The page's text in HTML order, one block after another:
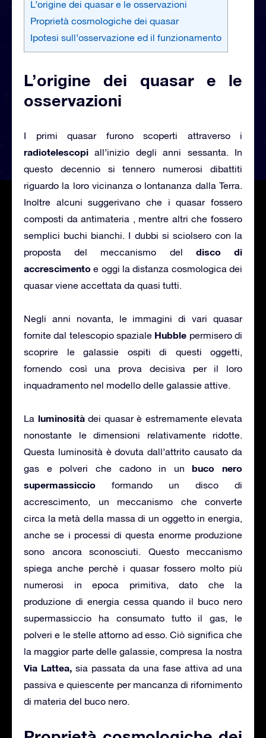
L’origine dei quasar e le osservazioni
Proprietà cosmologiche dei quasar
Ipotesi sull’osservazione ed il funzionamento
L’origine dei quasar e le
osservazioni
I primi quasar furono scoperti attraverso i
radiotelescopi all’inizio degli anni sessanta. In
questo decennio si tennero numerosi dibattiti
riguardo la loro vicinanza o lontananza dalla Terra.
Inoltre alcuni suggerivano che i quasar fossero
composti da antimateria , mentre altri che fossero
semplici buchi bianchi. I dubbi si sciolsero con la
proposta del meccanismo del disco di
accrescimento e oggi la distanza cosmologica dei
quasar viene accettata da quasi tutti.
Negli anni novanta, le immagini di vari quasar
fornite dal telescopio spaziale Hubble permisero di
scoprire le galassie ospiti di questi oggetti,
fornendo così una prova decisiva per il loro
inquadramento nel modello delle galassie attive.
La luminositàdei quasar è estremamente elevata
nonostante le dimensioni relativamente ridotte.
Questa luminosità è dovuta dall’attrito causato da
gas e polveri che cadono in unbuco nero
supermassiccio formando un disco di
accrescimento, un meccanismo che converte
circa la metà della massa di un oggetto in energia,
anche se i processi di questa enorme produzione
sono ancora sconosciuti. Questo meccanismo
spiega anche perchè i quasar fossero molto più
numerosi in epoca primitiva, dato che la
produzione di energia cessa quando il buco nero
supermassiccio ha consumato tutto il gas, le
polveri e le stelle attorno ad esso. Ciò significa che
la maggior parte delle galassie, compresa la nostra
Via Lattea, sia passata da una fase attiva ad una
passiva e quiescente per mancanza di rifornimento
di materia del buco nero.